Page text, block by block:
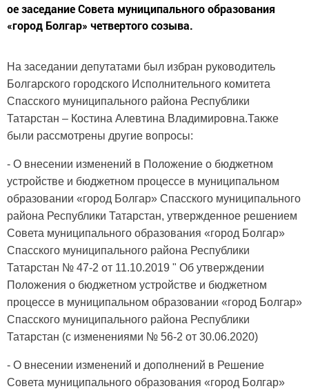
ое заседание Совета муниципального образования
«город Болгар» четвертого созыва.
На заседании депутатами был избран руководитель
Болгарского городского Исполнительного комитета
Спасского муниципального района Республики
Татарстан – Костина Алевтина Владимировна.Также
были рассмотрены другие вопросы:
- О внесении изменений в Положение о бюджетном
устройстве и бюджетном процессе в муниципальном
образовании «город Болгар» Спасского муниципального
района Республики Татарстан, утвержденное решением
Совета муниципального образования «город Болгар»
Спасского муниципального района Республики
Татарстан № 47-2 от 11.10.2019 " Об утверждении
Положения о бюджетном устройстве и бюджетном
процессе в муниципальном образовании «город Болгар»
Спасского муниципального района Республики
Татарстан (с изменениями № 56-2 от 30.06.2020)
- О внесении изменений и дополнений в Решение
Совета муниципального образования «город Болгар»